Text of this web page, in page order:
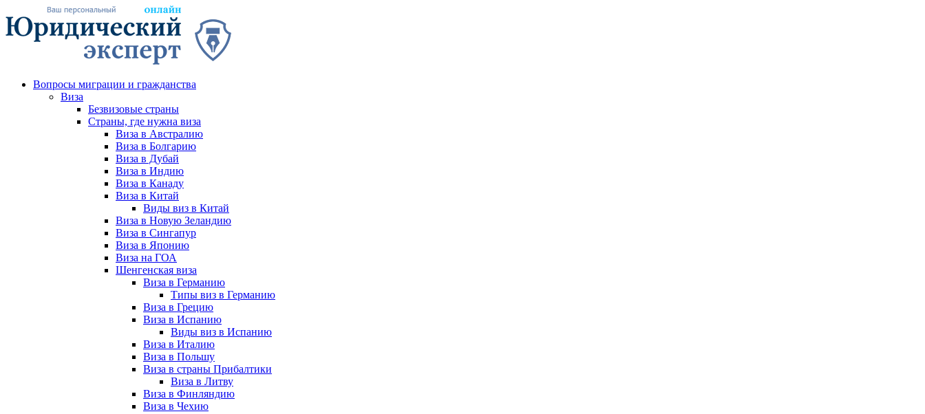
Вопросы миграции и гражданства
Виза
Безвизовые страны
Страны, где нужна виза
Виза в Австралию
Виза в Болгарию
Виза в Дубай
Виза в Индию
Виза в Канаду
Виза в Китай
Виды виз в Китай
Виза в Новую Зеландию
Виза в Сингапур
Виза в Японию
Виза на ГОА
Шенгенская виза
Виза в Германию
Типы виз в Германию
Виза в Грецию
Виза в Испанию
Виды виз в Испанию
Виза в Италию
Виза в Польшу
Виза в страны Прибалтики
Виза в Литву
Виза в Финляндию
Виза в Чехию